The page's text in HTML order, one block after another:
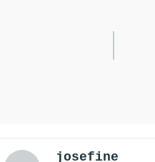
josefine